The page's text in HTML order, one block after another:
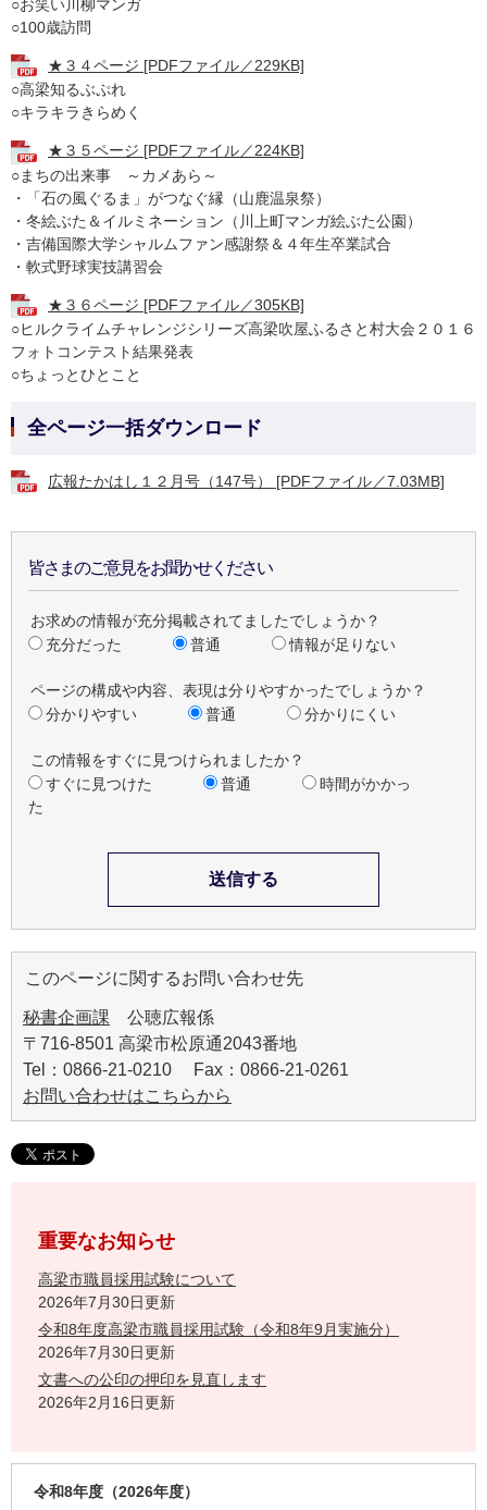
○お笑い川柳マンガ
○100歳訪問
★３４ページ [PDFファイル／229KB]
○高梁知るぶぷれ
○キラキラきらめく
★３５ページ [PDFファイル／224KB]
○まちの出来事 ～カメあら～
・「石の風ぐるま」がつなぐ縁（山鹿温泉祭）
・冬絵ぶた＆イルミネーション（川上町マンガ絵ぶた公園）
・吉備国際大学シャルムファン感謝祭＆４年生卒業試合
・軟式野球実技講習会
★３６ページ [PDFファイル／305KB]
○ヒルクライムチャレンジシリーズ高梁吹屋ふるさと村大会２０１６
フォトコンテスト結果発表
○ちょっとひとこと
全ページ一括ダウンロード
広報たかはし１２月号（147号） [PDFファイル／7.03MB]
皆さまのご意見をお聞かせください
お求めの情報が充分掲載されてましたでしょうか？
充分だった
普通 情報が足りない
ページの構成や内容、表現は分りやすかったでしょうか？
分かりやすい
普通 分かりにくい
この情報をすぐに見つけられましたか？
すぐに見つけた
普通
時間がかかっ
た
このページに関するお問い合わせ先
秘書企画課 公聴広報係
〒716-8501 高梁市松原通2043番地
Tel：0866-21-0210 Fax：0866-21-0261
お問い合わせはこちらから
重要なお知らせ
高梁市職員採用試験について
2026年7月30日更新
令和8年度高梁市職員採用試験（令和8年9月実施分）
2026年7月30日更新
文書への公印の押印を見直します
2026年2月16日更新
令和8年度（2026年度）